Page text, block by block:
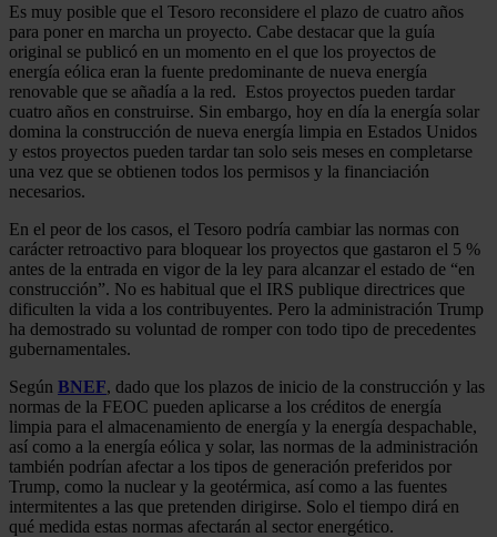
Es muy posible que el Tesoro reconsidere el plazo de cuatro años
para poner en marcha un proyecto. Cabe destacar que la guía
original se publicó en un momento en el que los proyectos de
energía eólica eran la fuente predominante de nueva energía
renovable que se añadía a la red. Estos proyectos pueden tardar
cuatro años en construirse. Sin embargo, hoy en día la energía solar
domina la construcción de nueva energía limpia en Estados Unidos
y estos proyectos pueden tardar tan solo seis meses en completarse
una vez que se obtienen todos los permisos y la financiación
necesarios.
En el peor de los casos, el Tesoro podría cambiar las normas con
carácter retroactivo para bloquear los proyectos que gastaron el 5 %
antes de la entrada en vigor de la ley para alcanzar el estado de “en
construcción”. No es habitual que el IRS publique directrices que
dificulten la vida a los contribuyentes. Pero la administración Trump
ha demostrado su voluntad de romper con todo tipo de precedentes
gubernamentales.
Según BNEF, dado que los plazos de inicio de la construcción y las
normas de la FEOC pueden aplicarse a los créditos de energía
limpia para el almacenamiento de energía y la energía despachable,
así como a la energía eólica y solar, las normas de la administración
también podrían afectar a los tipos de generación preferidos por
Trump, como la nuclear y la geotérmica, así como a las fuentes
intermitentes a las que pretenden dirigirse. Solo el tiempo dirá en
qué medida estas normas afectarán al sector energético.